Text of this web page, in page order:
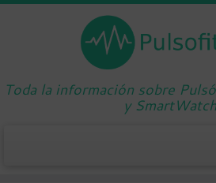
Toda la información sobre
y